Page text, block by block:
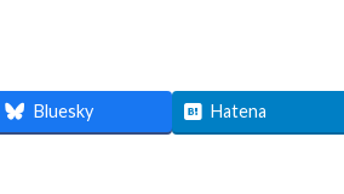
Bluesky Hatena